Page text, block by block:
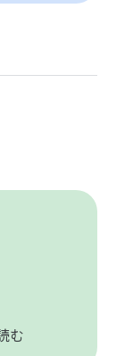
む